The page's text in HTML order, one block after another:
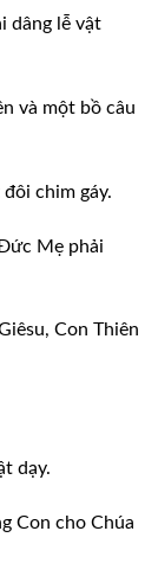
dâng lễ vật
và một bồ câu
chim gáy.
Mẹ phải
Con Thiên
dạy.
Con cho Chúa